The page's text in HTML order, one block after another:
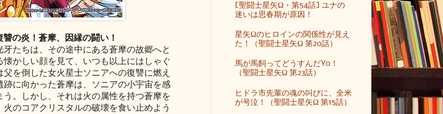
の炎！蒼摩、因縁の闘い！
たちは、その途中にある蒼摩の故郷へと
かしい顔を見て、いつも以上にはしゃぐ
を倒した女火星士ソニアへの復讐に燃え
跡に向かった蒼摩は、ソニアの小宇宙を感
う。しかし、それは火の属性を持つ蒼摩を
のコアクリスタルの破壊を食い止めよう
[聖闘士星矢Ω・第54話] ユナの
迷いは思春期が原因！
星矢Ωのヒロインの関係性が見え
た！（聖闘士星矢Ω 第20話）
馬が馬飼ってどうすんだYo！
（聖闘士星矢Ω 第23話）
ヒドラ市先輩の魂の叫びに、全米
が号泣！（聖闘士星矢Ω 第15話）